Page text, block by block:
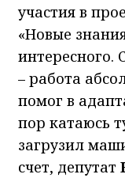
участия в
«Новые
интересного.
– работа
помог в
пор катаюсь
загрузил
счет, депутат